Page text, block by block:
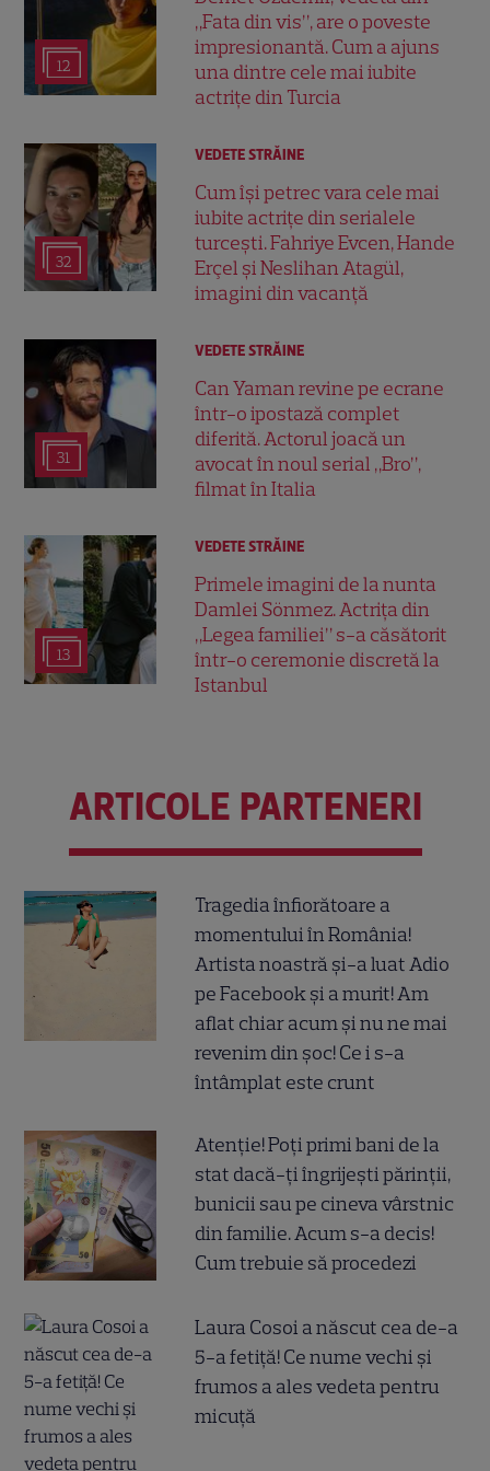
12
„Fata din vis”, are o poveste
impresionantă. Cum a ajuns
una dintre cele mai iubite
actrițe din Turcia
32
VEDETE STRĂINE
Cum își petrec vara cele mai
iubite actrițe din serialele
turcești. Fahriye Evcen, Hande
Erçel și Neslihan Atagül,
imagini din vacanță
31
VEDETE STRĂINE
Can Yaman revine pe ecrane
într-o ipostază complet
diferită. Actorul joacă un
avocat în noul serial „Bro”,
filmat în Italia
13
VEDETE STRĂINE
Primele imagini de la nunta
Damlei Sönmez. Actrița din
„Legea familiei” s-a căsătorit
într-o ceremonie discretă la
Istanbul
ARTICOLE PARTENERI
Tragedia înfiorătoare a
momentului în România!
Artista noastră și-a luat Adio
pe Facebook și a murit! Am
aflat chiar acum și nu ne mai
revenim din șoc! Ce i s-a
întâmplat este crunt
Atenție! Poți primi bani de la
stat dacă-ți îngrijești părinții,
bunicii sau pe cineva vârstnic
din familie. Acum s-a decis!
Cum trebuie să procedezi
Laura Cosoi a născut cea de-a
5-a fetiță! Ce nume vechi și
frumos a ales vedeta pentru
micuță